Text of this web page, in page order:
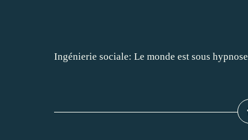
Ingénierie sociale: Le monde est sous hypnose